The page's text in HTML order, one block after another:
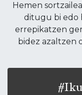
Hemen
ditugu bi edo
errepikatzen
bidez azaltzen